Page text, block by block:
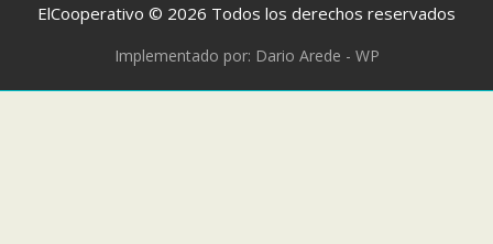
ElCooperativo © 2026 Todos los derechos reservados